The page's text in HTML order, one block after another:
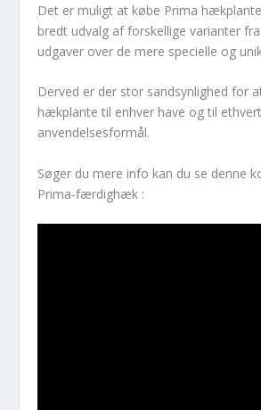
Det er muligt at købe Prima
bredt udvalg af forskellige varianter
udgaver over de mere specielle og
Derved er der stor sandsynlighed for
hækplante til enhver have og til ethvert
anvendelsesformål.
Søger du mere info kan du se denne
Prima-færdighæk :